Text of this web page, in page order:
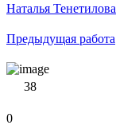
Наталья Тенетилова
Предыдущая работа
38
0